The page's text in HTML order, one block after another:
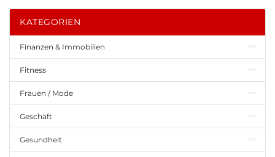
KATEGORIEN
Finanzen & Immobilien
Fitness
Frauen / Mode
Geschäft
Gesundheit